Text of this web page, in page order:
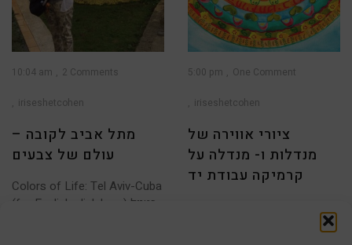
10:04 am 2 Comments
iriseshetcohen
מתל אביב לקובה –
עולם של צבעים
Colors of Life: Tel Aviv-Cuba
(for English click here) בטיול
5:00 pm One Comment
iriseshetcohen
ציורי אווירה של
מנדלות ו- מנדלה על
קרמיקה עבודת יד
וקרמיקה בשנים האחרונות ציורי